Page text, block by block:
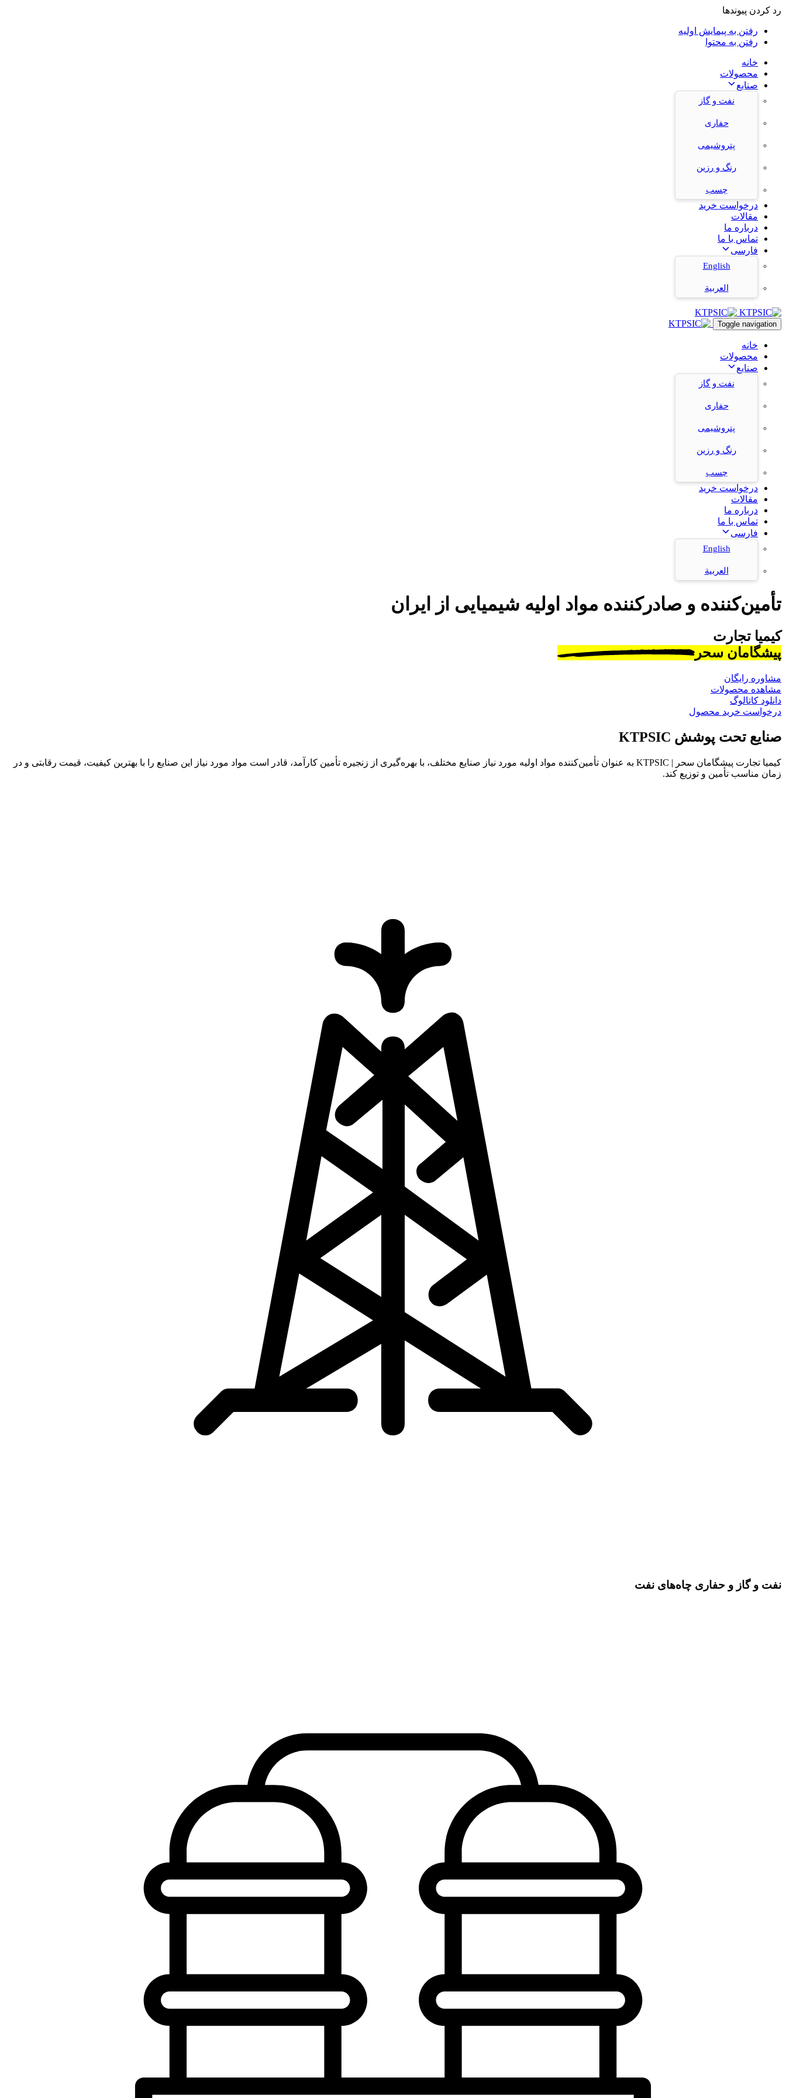
رد کردن پیوندها
رفتن به پیمایش اولیه
رفتن به محتوا
خانه
محصولات
صنایع
نفت و گاز
حفاری
پتروشیمی
رنگ و رزین
چسب
درخواست خرید
مقالات
درباره ما
تماس با ما
فارسی
English
العربية
Toggle navigation
خانه
محصولات
صنایع
نفت و گاز
حفاری
پتروشیمی
رنگ و رزین
چسب
درخواست خرید
مقالات
درباره ما
تماس با ما
فارسی
English
العربية
تأمین‌کننده و صادرکننده مواد اولیه شیمیایی از ایران
کیمیا تجارت
پیشگامان سحر
مشاوره رایگان
مشاهده محصولات
دانلود کاتالوگ
درخواست خرید محصول
صنایع تحت پوشش KTPSIC
کیمیا تجارت پیشگامان سحر | KTPSIC به عنوان تأمین‌کننده مواد اولیه مورد نیاز صنایع مختلف، با بهره‌گیری از زنجیره تأمین کارآمد، قادر است مواد مورد نیاز این صنایع را با بهترین کیفیت، قیمت رقابتی و در
زمان مناسب تأمین و توزیع کند.
نفت و گاز و حفاری چاه‌های نفت